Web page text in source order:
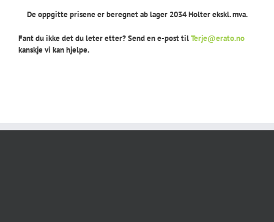
De oppgitte prisene er beregnet ab lager 2034 Holter ekskl. mva.
Fant du ikke det du leter etter? Send en e-post tilTerje@erato.no
kanskje vi kan hjelpe.